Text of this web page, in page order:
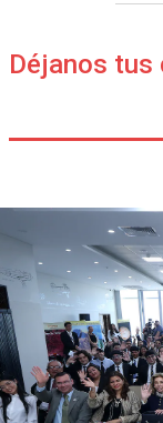
Déjanos tus